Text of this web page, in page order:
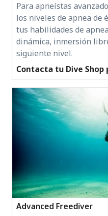
Para apneístas
los niveles de apnea de
tus habilidades de
dinámica, inmersión
siguiente nivel.
Contacta tu Dive
Advanced Freediver